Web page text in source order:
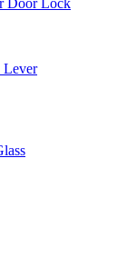
Door Lock